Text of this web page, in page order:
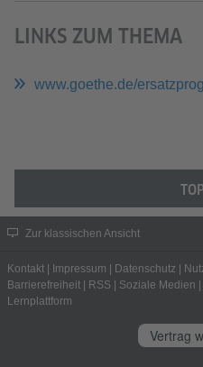
LINKS ZUM THEMA
www.goethe.de/
TOP
Zur klassischen Ansicht
Kontakt Impressum Datenschutz
Barrierefreiheit
RSS Soziale Medien
Lernplattform
Vertrag